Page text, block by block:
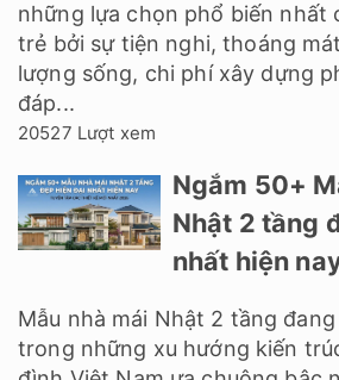
những lựa chọn phổ biến nhất
trẻ bởi sự tiện nghi, thoáng
lượng sống, chi phí xây dựng
đáp...
20527 Lượt xem
Ngắm 50+
Nhật 2 tầng
nhất hiện
Mẫu nhà mái Nhật 2 tầng
trong những xu hướng kiến